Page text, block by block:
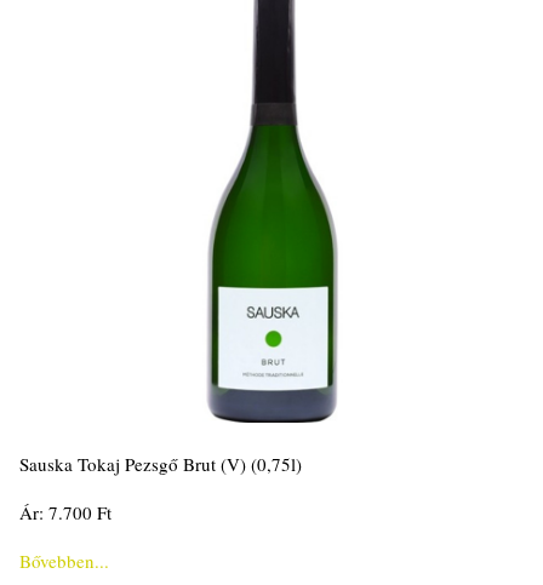
Sauska Tokaj Pezsgő Brut (V) (0,75l)
Ár: 7.700 Ft
Bővebben...